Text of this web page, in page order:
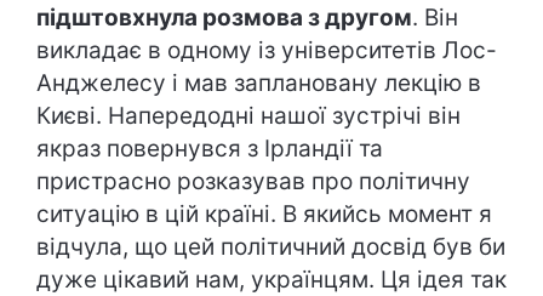
підштовхнула розмова з другом. Він
викладає в одному із університетів Лос-
Анджелесу і мав заплановану лекцію в
Києві. Напередодні нашої зустрічі він
якраз повернувся з Ірландії та
пристрасно розказував про політичну
ситуацію в цій країні. В якийсь момент я
відчула, що цей політичний досвід був би
дуже цікавий нам, українцям. Ця ідея так